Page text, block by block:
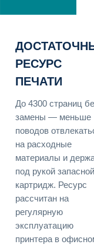
РЕСУРС
ПЕЧАТИ
До 4300 страниц
замены — меньше
поводов
на расходные
материалы и
под рукой запасной
картридж. Ресурс
рассчитан на
регулярную
эксплуатацию
принтера в